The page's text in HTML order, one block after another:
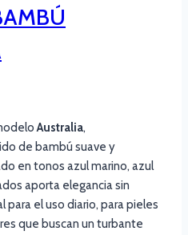
Australia,
de bambú suave y
en tonos azul marino, azul
aporta elegancia sin
para el uso diario, para pieles
que buscan un turbante